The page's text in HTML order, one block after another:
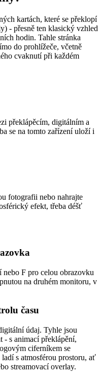
kartách, které se překlopí
- přesně ten klasický vzhled
hodin. Tahle stránka
do prohlížeče, včetně
cvaknutí při každém
překlápěcím, digitálním a
se na tomto zařízení uloží i
fotografii nebo nahrajte
efekt, třeba déšť
nebo F pro celou obrazovku
na druhém monitoru, v
času
údaj. Tyhle jsou
- s animací překlápění,
ciferníkem se
s atmosférou prostoru, ať
streamovací overlay.